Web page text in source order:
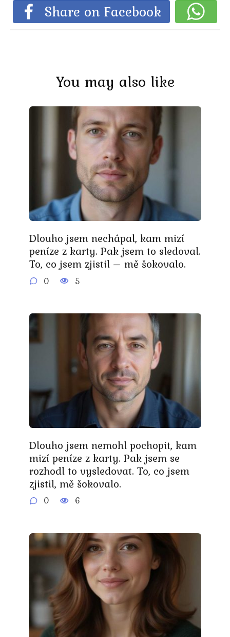
Share on Facebook
You may also like
Dlouho jsem nechápal, kam mizí
peníze z karty. Pak jsem to sledoval.
To, co jsem zjistil – mě šokovalo.
0 5
Dlouho jsem nemohl pochopit, kam
mizí peníze z karty. Pak jsem se
rozhodl to vysledovat. To, co jsem
zjistil, mě šokovalo.
0 6